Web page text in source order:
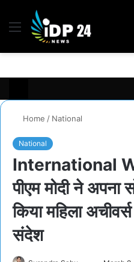
Menu
Home / National
National
International
पीएम मोदी ने अपना
किया महिला
संदेश